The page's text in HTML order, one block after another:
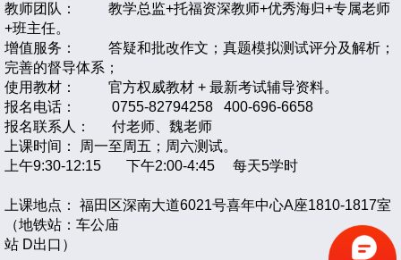
教师团队： 教学总监+托福资深教师+优秀海归+专属老师
+班主任。
增值服务： 答疑和批改作文；真题模拟测试评分及解析；
完善的督导体系；
使用教材： 官方权威教材 + 最新考试辅导资料。
报名电话： 0755-82794258 400-696-6658
报名联系人： 付老师、魏老师
上课时间： 周一至周五；周六测试。
上午9:30-12:15 下午2:00-4:45 每天5学时
上课地点： 福田区深南大道6021号喜年中心A座1810-1817室
（地铁站：车公庙
站 D出口）